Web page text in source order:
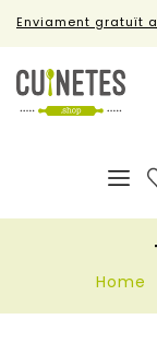
Enviament gratuït
Home